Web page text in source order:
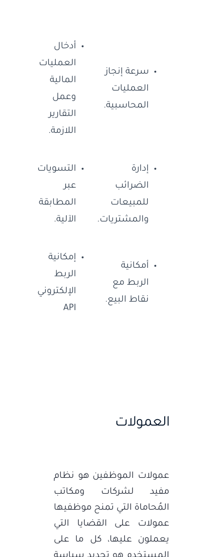
العمولات
عمولات الموظفين هو نظام
مفيد لشركات ومكاتب
المُحاماة التي تمنح موظفيها
عمولات على القضايا التي
يعملون عليها، كل ما على
سرعة إنجاز
العمليات
المحاسبية.
أدخال
العمليات
المالية
وعمل
التقارير
اللازمة.
إدارة
الضرائب
للمبيعات
والمشتريات.
التسويات
عبر
المطابقة
الآلية.
أمكانية
الربط مع
نقاط البيع.
إمكانية
الربط
الإلكتروني
API